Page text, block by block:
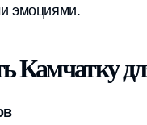
эмоциями.
Камчатку